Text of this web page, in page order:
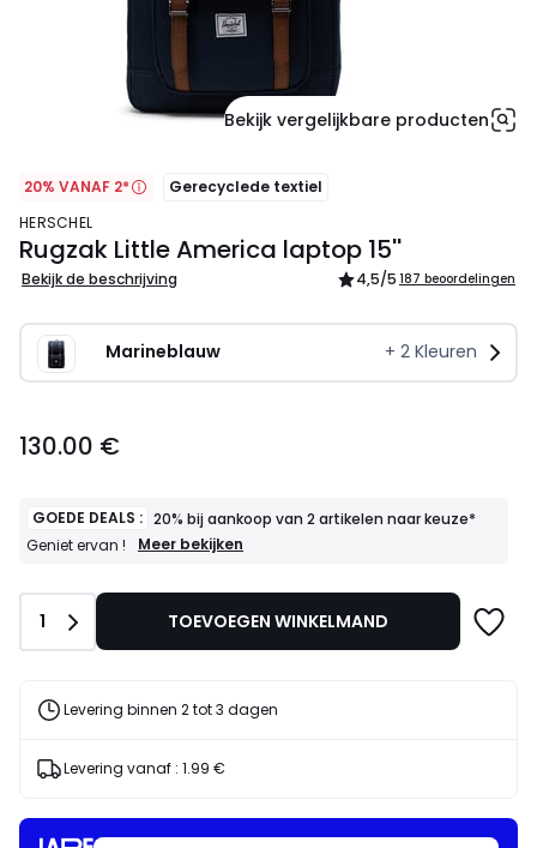
Bekijk vergelijkbare producten
20% VANAF 2*
Gerecyclede textiel
HERSCHEL
Rugzak Little America laptop 15''
Bekijk de beschrijving 4,5/5 187 beoordelingen
Marineblauw + 2 Kleuren
€.
130.00 €
GOEDE DEALS : 20% bij aankoop van 2 artikelen naar keuze*
Geniet ervan !
GOEDE
artikelen
Geniet
Meer bekijken
Aantal
1 TOEVOEGEN WINKELMAND
Levering binnen 2 tot 3 dagen
Levering vanaf : 1.99 €